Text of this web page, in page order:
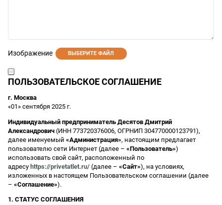
Изображение ВЫБЕРИТЕ ФАЙЛ
ПОЛЬЗОВАТЕЛЬСКОЕ СОГЛАШЕНИЕ
г. Москва
«01» сентября 2025 г.
Индивидуальный предприниматель Десятов Дмитрий
Александрович (ИНН 773720376006, ОГРНИП 304770000123791),
далее именуемый «Администрация», настоящим предлагает
пользователю сети Интернет (далее – «Пользователь»)
использовать свой сайт, расположенный по
адресу https://privetatlet.ru/ (далее – «Сайт»), на условиях,
изложенных в настоящем Пользовательском соглашении (далее
– «Соглашение»).
1. СТАТУС СОГЛАШЕНИЯ